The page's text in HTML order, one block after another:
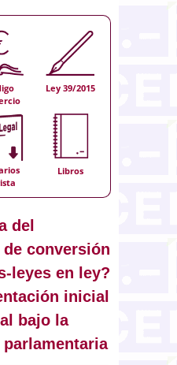
Ley 39/2015
Libros
del
conversión
leyes en ley?
inicial
bajo la